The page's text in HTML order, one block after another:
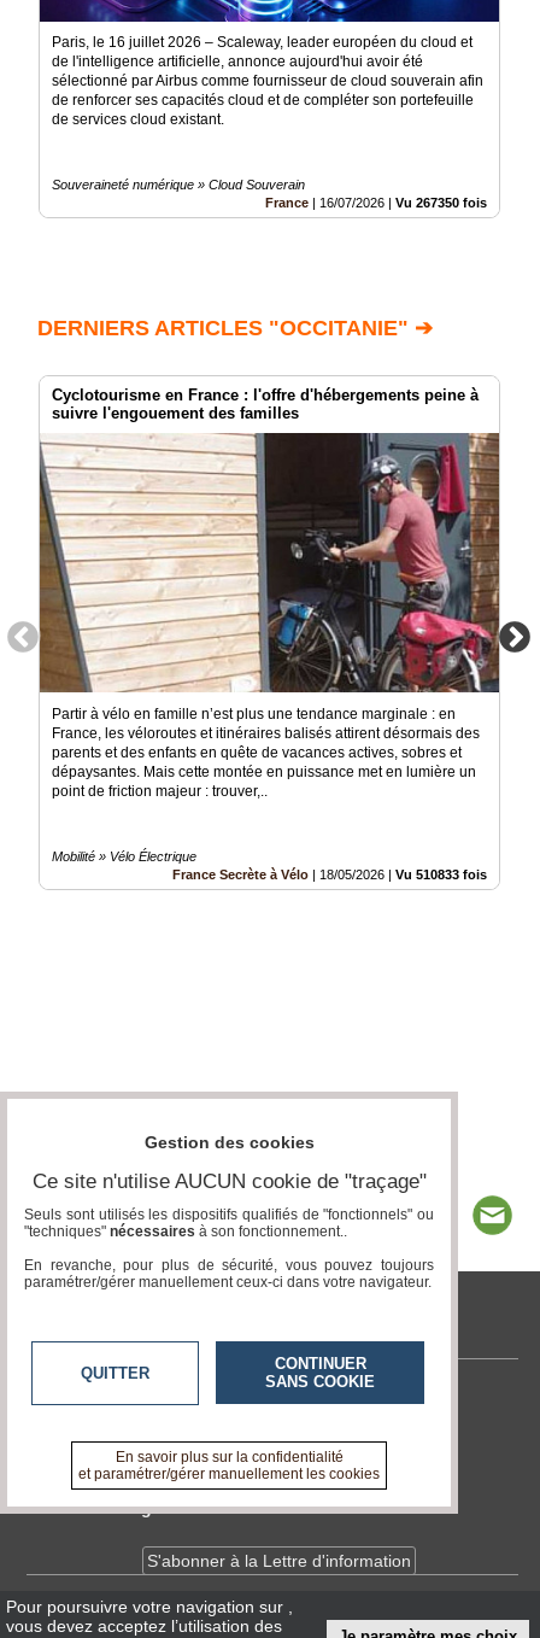
Paris, le 16 juillet 2026 – Scaleway, leader européen du cloud et
de l'intelligence artificielle, annonce aujourd'hui avoir été
sélectionné par Airbus comme fournisseur de cloud souverain afin
de renforcer ses capacités cloud et de compléter son portefeuille
de services cloud existant.
Souveraineté numérique » Cloud Souverain
France
16/07/2026 Vu 267350 fois
DERNIERS ARTICLES "OCCITANIE" ➔
Cyclotourisme en France : l'offre d'hébergements peine à
suivre l'engouement des familles
Partir à vélo en famille n’est plus une tendance marginale : en
France, les véloroutes et itinéraires balisés attirent désormais des
parents et des enfants en quête de vacances actives, sobres et
dépaysantes. Mais cette montée en puissance met en lumière un
point de friction majeur : trouver,..
Mobilité » Vélo Électrique
France Secrète à Vélo | 18/05/2026 | Vu 510833 fois
tvlocale.fr
Contactez-nous
A propos de tvlocale.fr
Devenir délégué
S'abonner à la Lettre d'information
InfosCNIL/RGPD
Pour poursuivre votre navigation sur
vous devez acceptez l’utilisation des
Gestion des cookies
Ce site n'utilise AUCUN cookie de "traçage"
Seuls sont utilisés les dispositifs qualifiés de "fonctionnels" ou
"techniques" nécessaires à son fonctionnement..
En revanche, pour plus de sécurité, vous pouvez toujours
paramétrer/gérer manuellement ceux-ci dans votre navigateur.
QUITTER
CONTINUER
SANS COOKIE
En savoir plus sur la confidentialité
et paramétrer/gérer manuellement les cookies